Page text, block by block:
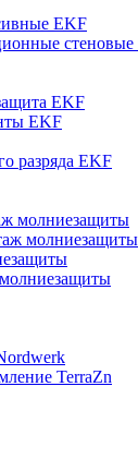
EKF
EKF
EKF
разряда EKF
молниезащиты
молниезащиты
TerraZn